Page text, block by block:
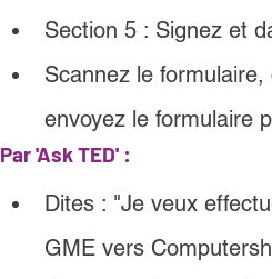
Section 5 : Signez et
Scannez le
envoyez le formulaire
Par 'Ask TED' :
Dites : "Je veux
GME vers